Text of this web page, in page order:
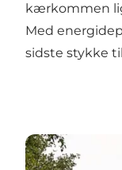
kærkommen
Med
sidste stykke